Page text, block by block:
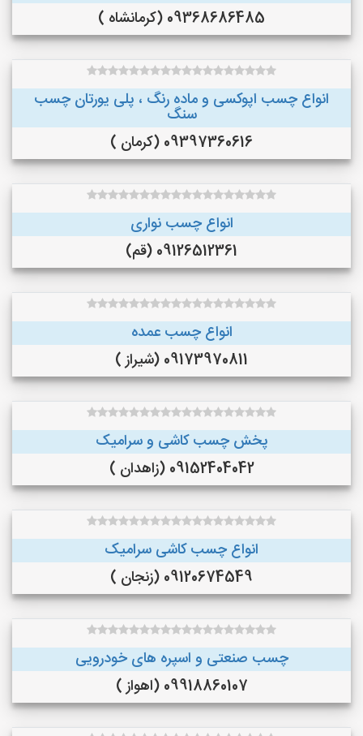
09368686485 (کرمانشاه )
انواع چسب اپوکسی و ماده رنگ ، پلی یورتان چسب
سنگ
09397360616 (کرمان )
انواع چسب نواری
09126512361 (قم)
انواع چسب عمده
09173970811 (شیراز )
پخش چسب کاشی و سرامیک
09152404042 (زاهدان )
انواع چسب کاشی سرامیک
09120674549 (زنجان )
چسب صنعتی و اسپره های خودرویی
09918860107 (اهواز )